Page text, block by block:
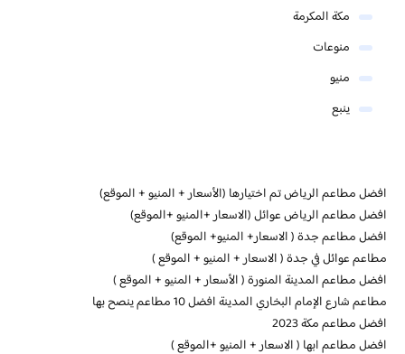
مكة المكرمة
منوعات
منيو
ينبع
افضل مطاعم الرياض تم اختيارها (الأسعار + المنيو + الموقع)
افضل مطاعم الرياض عوائل (الاسعار +المنيو +الموقع)
افضل مطاعم جدة ( الاسعار+ المنيو+ الموقع)
مطاعم عوائل في جدة ( الاسعار + المنيو + الموقع )
افضل مطاعم المدينة المنورة ( الأسعار + المنيو + الموقع )
مطاعم شارع الإمام البخاري المدينة افضل 10 مطاعم ينصح بها
افضل مطاعم مكة 2023
افضل مطاعم ابها ( الاسعار + المنيو +الموقع )